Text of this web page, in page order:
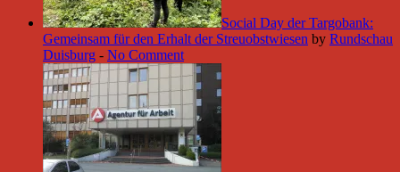
Social Day der Targobank:
Gemeinsam für den Erhalt der Streuobstwiesen by Rundschau
Duisburg - No Comment